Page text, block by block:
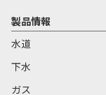
製品情報
水道
下水
ガス